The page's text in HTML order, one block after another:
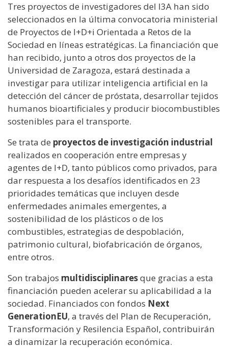
Tres proyectos de investigadores del I3A han sido
seleccionados en la última convocatoria ministerial
de Proyectos de I+D+i Orientada a Retos de la
Sociedad en líneas estratégicas. La financiación que
han recibido, junto a otros dos proyectos de la
Universidad de Zaragoza, estará destinada a
investigar para utilizar inteligencia artificial en la
detección del cáncer de próstata, desarrollar tejidos
humanos bioartificiales y producir biocombustibles
sostenibles para el transporte.
Se trata de proyectos de investigación industrial
realizados en cooperación entre empresas y
agentes de I+D, tanto públicos como privados, para
dar respuesta a los desafíos identificados en 23
prioridades temáticas que incluyen desde
enfermedades animales emergentes, a
sostenibilidad de los plásticos o de los
combustibles, estrategias de despoblación,
patrimonio cultural, biofabricación de órganos,
entre otros.
Son trabajos multidisciplinaresque gracias a esta
financiación pueden acelerar su aplicabilidad a la
sociedad. Financiados con fondos Next
GenerationEU, a través del Plan de Recuperación,
Transformación y Resilencia Español, contribuirán
a dinamizar la recuperación económica.